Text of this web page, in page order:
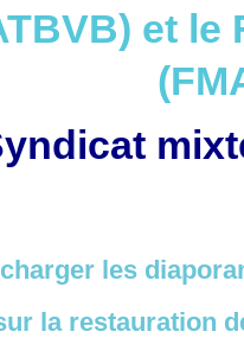
et
les
la restauration